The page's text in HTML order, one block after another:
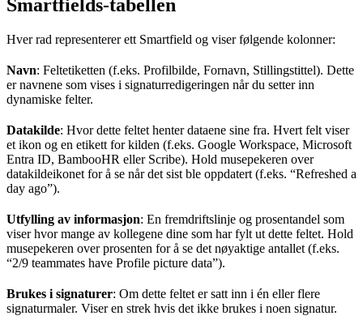
Smartfields-tabellen
Hver rad representerer ett Smartfield og viser følgende kolonner:
Navn: Feltetiketten (f.eks. Profilbilde, Fornavn, Stillingstittel). Dette
er navnene som vises i signaturredigeringen når du setter inn
dynamiske felter.
Datakilde: Hvor dette feltet henter dataene sine fra. Hvert felt viser
et ikon og en etikett for kilden (f.eks. Google Workspace, Microsoft
Entra ID, BambooHR eller Scribe). Hold musepekeren over
datakildeikonet for å se når det sist ble oppdatert (f.eks. “Refreshed a
day ago”).
Utfylling av informasjon: En fremdriftslinje og prosentandel som
viser hvor mange av kollegene dine som har fylt ut dette feltet. Hold
musepekeren over prosenten for å se det nøyaktige antallet (f.eks.
“2/9 teammates have Profile picture data”).
Brukes i signaturer: Om dette feltet er satt inn i én eller flere
signaturmaler. Viser en strek hvis det ikke brukes i noen signatur.